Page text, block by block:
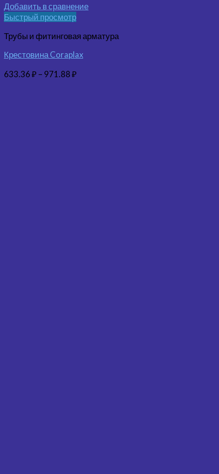
Добавить в сравнение
Быстрый просмотр
Трубы и фитинговая арматура
Крестовина Coraplax
633.36₽ – 971.88₽